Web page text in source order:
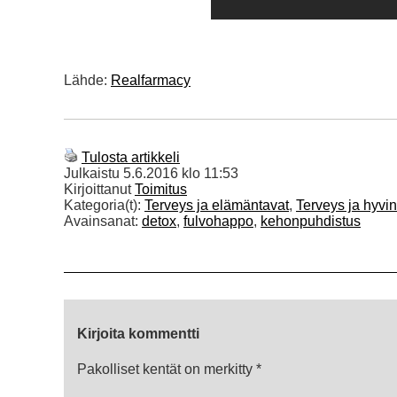
Lähde: Realfarmacy
Tulosta artikkeli
Julkaistu 5.6.2016 klo 11:53
KirjoittanutToimitus
Kategoria(t): Terveys ja elämäntavat, Terveys ja
Avainsanat: detox, fulvohappo, kehonpuhdistus
Kirjoita kommentti
Pakolliset kentät on merkitty *